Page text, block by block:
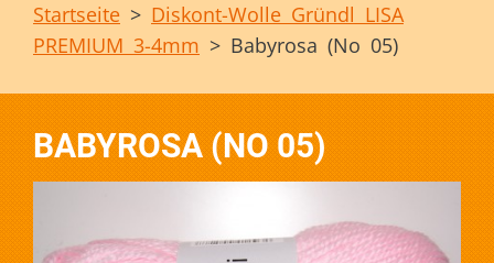
Startseite > Diskont-Wolle Gründl LISA
PREMIUM 3-4mm > Babyrosa (No 05)
BABYROSA (NO 05)